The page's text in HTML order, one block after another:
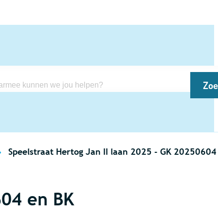
kunnen we jou helpen?
Speelstraat Hertog Jan II laan 2025 - GK 20250604 en BK
en BK